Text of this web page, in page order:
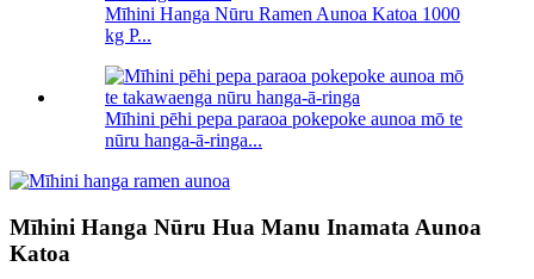
Mīhini Hanga Nūru Ramen Aunoa Katoa 1000
kg P...
Mīhini pēhi pepa paraoa pokepoke aunoa mō te
nūru hanga-ā-ringa...
Mīhini Hanga Nūru Hua Manu Inamata Aunoa
Katoa